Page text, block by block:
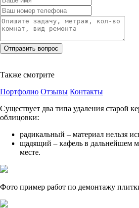
Также смотрите
Портфолио Отзывы Контакты
Существует два типа удаления старой
облицовки:
радикальный – материал нельзя
щадящий – кафель в дальнейшем
месте.
Фото пример работ по демонтажу